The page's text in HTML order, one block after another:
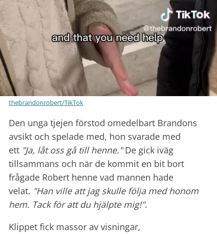
thebrandonrobert/TikTok
Den unga tjejen förstod omedelbart Brandons
avsikt och spelade med, hon svarade med
ett "Ja, låt oss gå till henne."De gick iväg
tillsammans och när de kommit en bit bort
frågade Robert henne vad mannen hade
velat. "Han ville att jag skulle följa med honom
hem. Tack för att du hjälpte mig!".
Klippet fick massor av visningar,